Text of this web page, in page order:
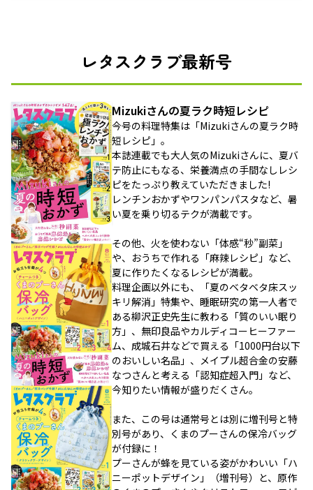
レタスクラブ最新号
Mizukiさんの夏ラク時短レシピ
今号の料理特集は「Mizukiさんの夏ラク時
短レシピ」。
本誌連載でも大人気のMizukiさんに、夏バ
テ防止にもなる、栄養満点の手間なしレシ
ピをたっぷり教えていただきました!
レンチンおかずやワンパンパスタなど、暑
い夏を乗り切るテクが満載です。
その他、火を使わない「体感“秒”副菜」
や、おうちで作れる「麻辣レシピ」など、
夏に作りたくなるレシピが満載。
料理企画以外にも、「夏のベタベタ床スッ
キリ解消」特集や、睡眠研究の第一人者で
ある柳沢正史先生に教わる「質のいい眠り
方」、無印良品やカルディコーヒーファー
ム、成城石井などで買える「1000円台以下
のおいしい名品」、メイプル超合金の安藤
なつさんと考える「認知症超入門」など、
今知りたい情報が盛りだくさん。
また、この号は通常号とは別に増刊号と特
別号があり、くまのプーさんの保冷バッグ
が付録に！
プーさんが蜂を見ている姿がかわいい「ハ
ニーポットデザイン」（増刊号）と、原作